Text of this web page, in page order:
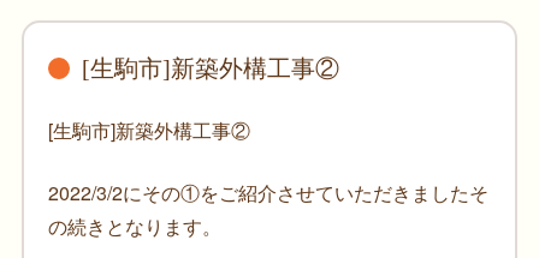
[生駒市]新築外構工事②
[生駒市]新築外構工事②
2022/3/2にその①をご紹介させていただきましたそ
の続きとなります。